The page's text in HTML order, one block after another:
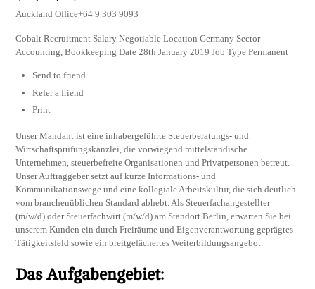
Auckland Office+64 9 303 9093
Cobalt Recruitment Salary Negotiable Location Germany Sector
Accounting, Bookkeeping Date 28th January 2019 Job Type Permanent
Send to friend
Refer a friend
Print
Unser Mandant ist eine inhabergeführte Steuerberatungs- und
Wirtschaftsprüfungskanzlei, die vorwiegend mittelständische
Unternehmen, steuerbefreite Organisationen und Privatpersonen betreut.
Unser Auftraggeber setzt auf kurze Informations- und
Kommunikationswege und eine kollegiale Arbeitskultur, die sich deutlich
vom branchenüblichen Standard abhebt. Als Steuerfachangestellter
(m/w/d) oder Steuerfachwirt (m/w/d) am Standort Berlin, erwarten Sie bei
unserem Kunden ein durch Freiräume und Eigenverantwortung geprägtes
Tätigkeitsfeld sowie ein breitgefächertes Weiterbildungsangebot.
Das Aufgabengebiet: